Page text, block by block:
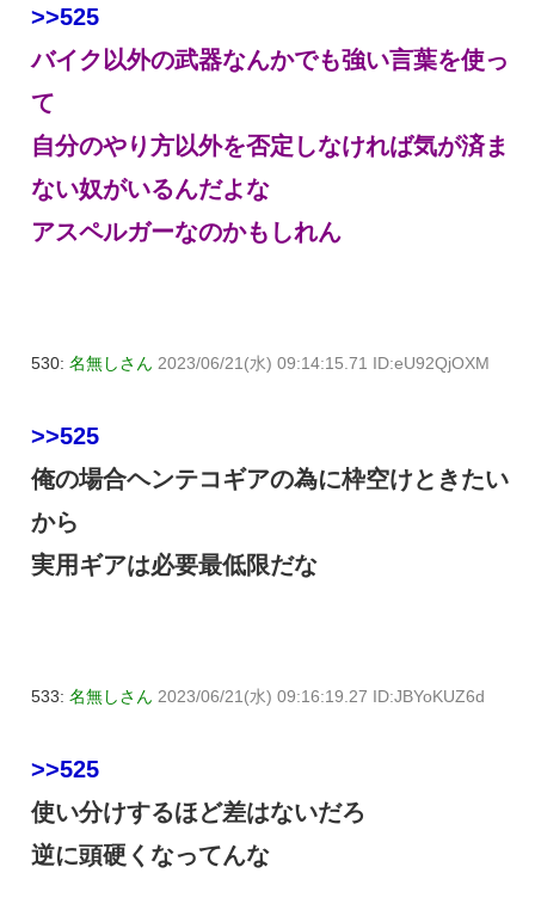
>>525
バイク以外の武器なんかでも強い言葉を使っ
て
自分のやり方以外を否定しなければ気が済ま
ない奴がいるんだよな
アスペルガーなのかもしれん
530: 名無しさん 2023/06/21(水) 09:14:15.71 ID:eU92QjOXM
>>525
俺の場合ヘンテコギアの為に枠空けときたい
から
実用ギアは必要最低限だな
533: 名無しさん 2023/06/21(水) 09:16:19.27 ID:JBYoKUZ6d
>>525
使い分けするほど差はないだろ
逆に頭硬くなってんな